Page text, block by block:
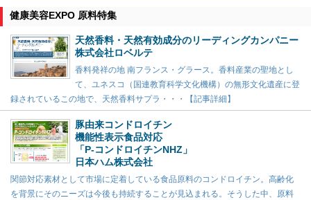
健康美容EXPO 原料特集
天然香料・天然有効成分のリーディングカンパニー
株式会社ロベルテ
香料発祥の地 南フランス・グラース。香料産業の聖地とし
て、ユネスコ（国連教育科学文化機構）の無形文化遺産に登
録されているこの地で、天然香料サプラ・・・【記事詳細】
豚由来コンドロイチン
機能性表示食品対応
「P-コンドロイチンNHZ」
日本ハム株式会社
関節対応素材として市場に定着している食品原料のコンドロイチン。高齢化
を背景にそのニーズは今後も持続することが見込まれる。そうした中、原料